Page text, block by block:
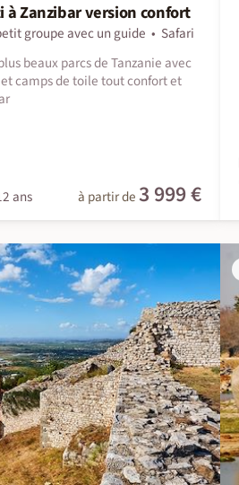
à Zanzibar version confort
groupe avec un guide
Safari
beaux parcs de Tanzanie avec
camps de toile tout confort et
ans
à partir de 3 999 €